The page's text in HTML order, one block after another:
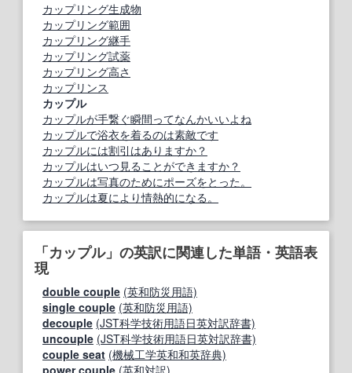
カップリング生成物
カップリング範囲
カップリング継手
カップリング試薬
カップリング高さ
カップリンス
カップル
カップルが手繋ぐ瞬間ってなんかいいよね
カップルで浴衣を着るのは素敵です
カップルには割引はありますか？
カップルはいつ見ることができますか？
カップルは写真のためにポーズをとった。
カップルは夏により情熱的になる。
「カップル」の英訳に関連した単語・英語表
現
double couple (英和防災用語)
single couple (英和防災用語)
decouple (JST科学技術用語日英対訳辞書)
uncouple (JST科学技術用語日英対訳辞書)
couple seat (機械工学英和和英辞典)